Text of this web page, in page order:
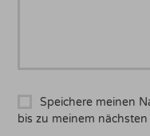
Speichere meinen
bis zu meinem